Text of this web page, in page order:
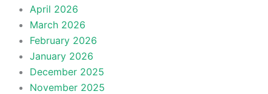
April 2026
March 2026
February 2026
January 2026
December 2025
November 2025